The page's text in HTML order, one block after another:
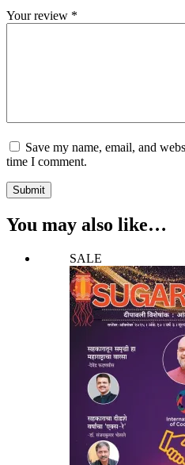
Your review *
Save my name, email, and
time I comment.
Submit
You may also like…
SALE